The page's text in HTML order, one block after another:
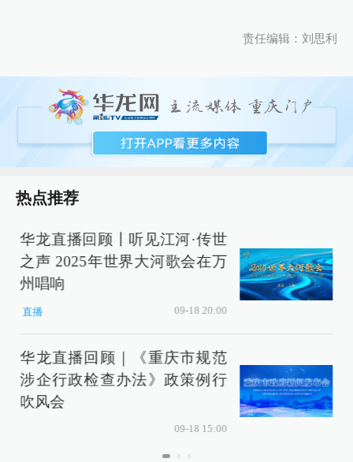
责任编辑：刘思利
热点推荐
华龙直播回顾丨听见江河·传世
之声 2025年世界大河歌会在万
州唱响
直播 09-18 20:00
华龙直播回顾｜《重庆市规范
涉企行政检查办法》政策例行
吹风会
09-18 15:00